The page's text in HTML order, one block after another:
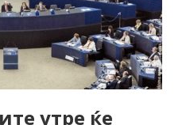
утре ќе